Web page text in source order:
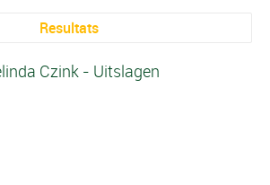
Resultats
Czink - Uitslagen